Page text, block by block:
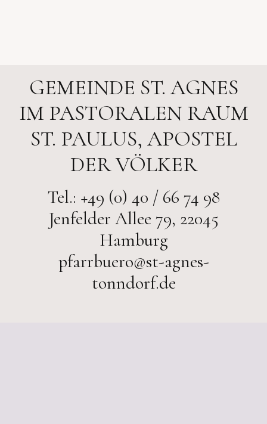
GEMEINDE ST. AGNES
IM PASTORALEN RAUM
ST. PAULUS, APOSTEL
DER VÖLKER
Tel.: +49 (0) 40 / 66 74 98
Jenfelder Allee 79, 22045
Hamburg
pfarrbuero@st-agnes-
tonndorf.de